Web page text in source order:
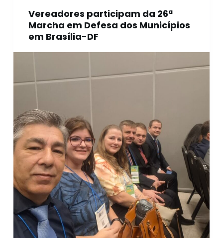
Vereadores participam da 26ª
Marcha em Defesa dos Municípios
em Brasília-DF